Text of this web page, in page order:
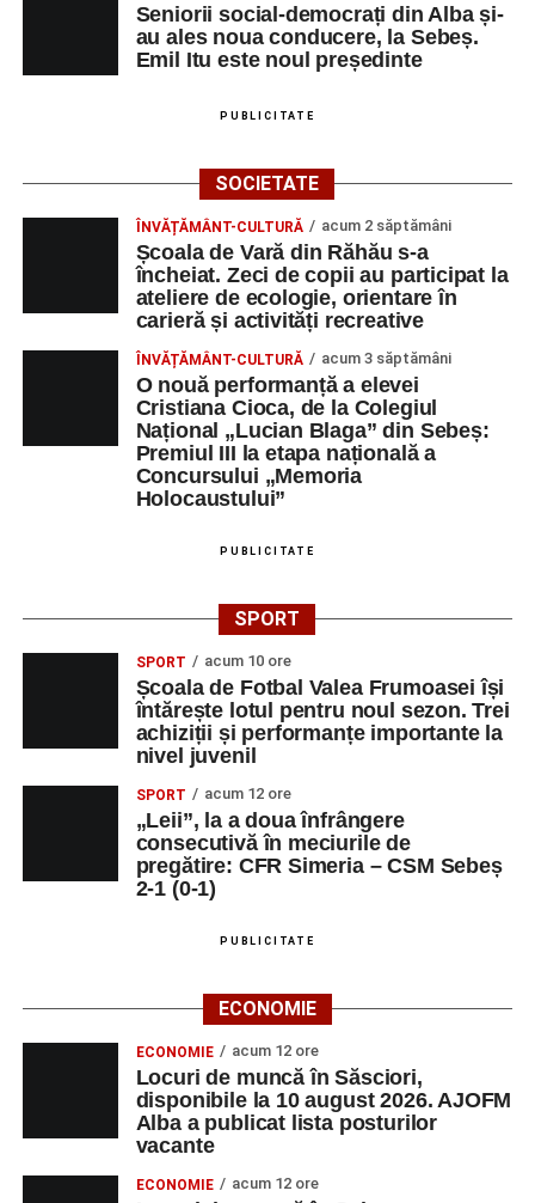
Seniorii social-democrați din Alba și-
au ales noua conducere, la Sebeș.
Emil Itu este noul președinte
PUBLICITATE
SOCIETATE
ÎNVĂȚĂMÂNT-CULTURĂ acum 2 săptămâni
Școala de Vară din Răhău s-a
încheiat. Zeci de copii au participat la
ateliere de ecologie, orientare în
carieră și activități recreative
ÎNVĂȚĂMÂNT-CULTURĂ acum 3 săptămâni
O nouă performanță a elevei
Cristiana Cioca, de la Colegiul
Național „Lucian Blaga” din Sebeș:
Premiul III la etapa națională a
Concursului „Memoria
Holocaustului”
PUBLICITATE
SPORT
SPORT acum 10 ore
Școala de Fotbal Valea Frumoasei își
întărește lotul pentru noul sezon. Trei
achiziții și performanțe importante la
nivel juvenil
SPORT acum 12 ore
„Leii”, la a doua înfrângere
consecutivă în meciurile de
pregătire: CFR Simeria – CSM Sebeș
2-1 (0-1)
PUBLICITATE
ECONOMIE
ECONOMIE acum 12 ore
Locuri de muncă în Săsciori,
disponibile la 10 august 2026. AJOFM
Alba a publicat lista posturilor
vacante
ECONOMIE acum 12 ore